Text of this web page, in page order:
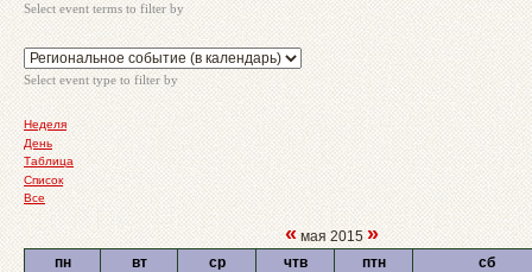
Select event terms to filter by
Select event type to filter by
Неделя
День
Таблица
Список
Все
« мая 2015 »
пн вт ср чтв птн
сб